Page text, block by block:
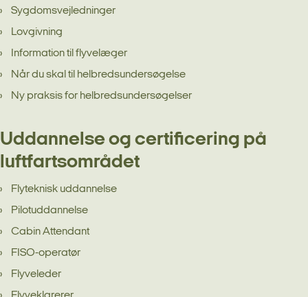
Sygdomsvejledninger
Lovgivning
Information til flyvelæger
Når du skal til helbredsundersøgelse
Ny praksis for helbredsundersøgelser
Uddannelse og certificering på
luftfartsområdet
Flyteknisk uddannelse
Pilotuddannelse
Cabin Attendant
FISO-operatør
Flyveleder